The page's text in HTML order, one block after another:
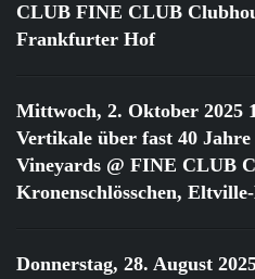
CLUB FINE CLUB
Frankfurter Hof
Mittwoch, 2. Oktober 2025
Vertikale über fast 40
Vineyards @ FINE CLUB
Kronenschlösschen,
Donnerstag, 28. August